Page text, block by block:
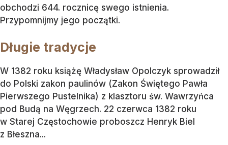
obchodzi 644. rocznicę swego istnienia.
Przypomnijmy jego początki.
Długie tradycje
W 1382 roku książę Władysław Opolczyk sprowadził
do Polski zakon paulinów (Zakon Świętego Pawła
Pierwszego Pustelnika) z klasztoru św. Wawrzyńca
pod Budą na Węgrzech. 22 czerwca 1382 roku
w Starej Częstochowie proboszcz Henryk Biel
z Błeszna...